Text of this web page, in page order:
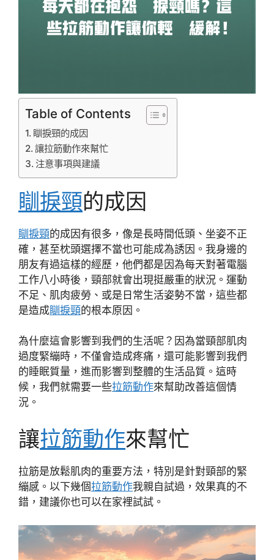
Table of Contents
瞓捩頸的成因
讓拉筋動作來幫忙
注意事項與建議
瞓捩頸的成因
瞓捩頸的成因有很多，像是長時間低頭、坐姿不正
確，甚至枕頭選擇不當也可能成為誘因。我身邊的
朋友有過這樣的經歷，他們都是因為每天對著電腦
工作八小時後，頸部就會出現挺嚴重的狀況。運動
不足、肌肉疲勞、或是日常生活姿勢不當，這些都
是造成瞓捩頸的根本原因。
為什麼這會影響到我們的生活呢？因為當頸部肌肉
過度緊繃時，不僅會造成疼痛，還可能影響到我們
的睡眠質量，進而影響到整體的生活品質。這時
候，我們就需要一些拉筋動作來幫助改善這個情
況。
讓拉筋動作來幫忙
拉筋是放鬆肌肉的重要方法，特別是針對頸部的緊
繃感。以下幾個拉筋動作我親自試過，效果真的不
錯，建議你也可以在家裡試試。